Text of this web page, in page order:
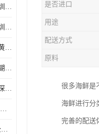
深圳龙岗区 深圳坪山区 深圳光明区 深圳龙华区
深圳南山区 深圳盐田区 深圳福田区 深圳罗湖区 深圳龙岗区
东莞大岭山 东莞大朗 东莞黄江 东莞樟木头 蔬菜配送
光明街道、 公明街道、 新湖街道、
深圳宝安区 深圳大鹏新区 深圳特别合作区
长安镇 虎门镇 松岗镇 沙井镇 公明镇 莞城街道 南城街道 东城街道 万江街道 石碣镇 石龙镇 茶山镇 石排镇 企石镇 横沥镇
东莞市康隆膳食管理有限公司 长安蔬菜配送 虎门蔬菜配送 大岭山蔬菜配送
是否进口
用途
配送方式
原料
很多海鲜是
海鲜进行分
完善的配送